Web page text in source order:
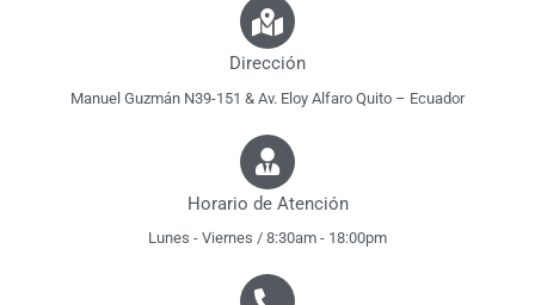
Dirección
Manuel Guzmán N39-151 & Av. Eloy Alfaro Quito – Ecuador
Horario de Atención
Lunes - Viernes / 8:30am - 18:00pm